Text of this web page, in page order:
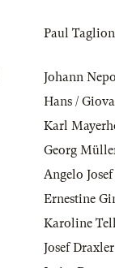
Paul
Johann
Hans /
Karl
Georg
Angelo
Ernestine
Karoline
Josef Draxler